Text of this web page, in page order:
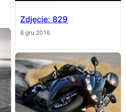
Zdjęcie: 829
8 gru 2016